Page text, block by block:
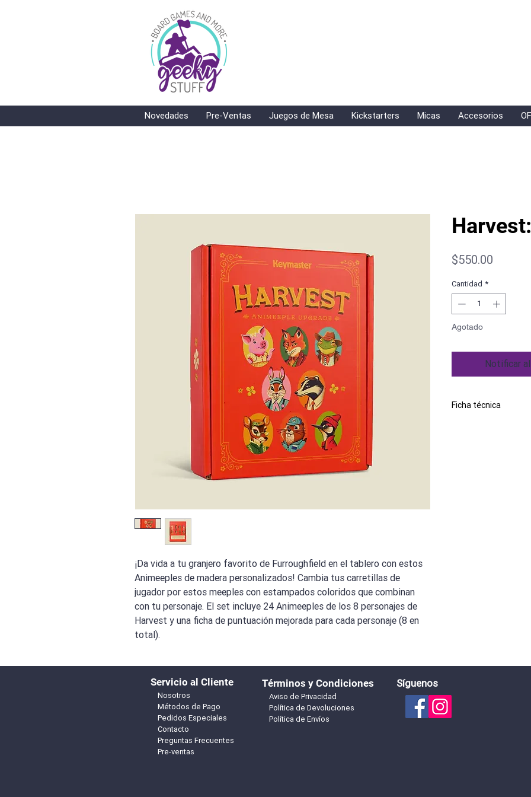
Novedades Pre-Ventas Juegos de Mesa Kickstarters Micas Accesorios
¡Da vida a tu granjero favorito de Furroughfield en el tablero con estos
Animeeples de madera personalizados! Cambia tus carretillas de
jugador por estos meeples con estampados coloridos que combinan
con tu personaje. El set incluye 24 Animeeples de los 8 personajes de
Harvest y una ficha de puntuación mejorada para cada personaje (8 en
total).
$550.00
Cantidad *
Agotado
Notificar
Ficha técnica
Términos y Condiciones
Aviso de Privacidad
Política de Devoluciones
Política de Envíos
Servicio al Cliente
Nosotros
Métodos de Pago
Pedidos Especiales
Contacto
Preguntas Frecuentes
Pre-ventas
Síguenos